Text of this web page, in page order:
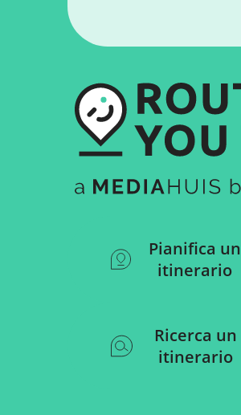
Pianifica un
itinerario
Ricerca un
itinerario